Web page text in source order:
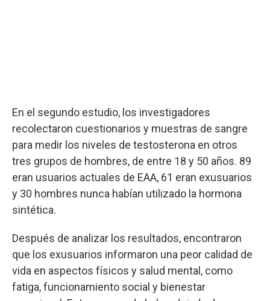
En el segundo estudio, los investigadores
recolectaron cuestionarios y muestras de sangre
para medir los niveles de testosterona en otros
tres grupos de hombres, de entre 18 y 50 años. 89
eran usuarios actuales de EAA, 61 eran exusuarios
y 30 hombres nunca habían utilizado la hormona
sintética.
Después de analizar los resultados, encontraron
que los exusuarios informaron una peor calidad de
vida en aspectos físicos y salud mental, como
fatiga, funcionamiento social y bienestar